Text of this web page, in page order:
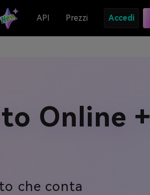
API Prezzi Accedi
Online +
che conta